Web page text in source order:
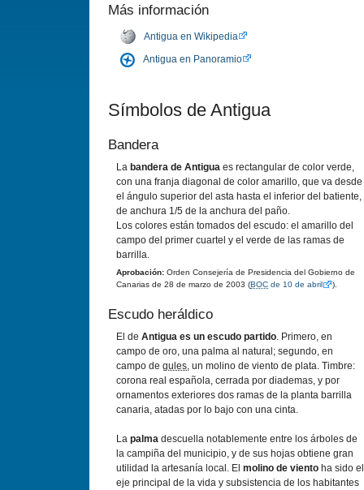
Más información
Antigua en Wikipedia
Antigua en Panoramio
Sí­mbolos de Antigua
Bandera
La bandera de Antigua es rectangular de color verde,
con una franja diagonal de color amarillo, que va desde
el ángulo superior del asta hasta el inferior del batiente,
de anchura 1/5 de la anchura del paño.
Los colores están tomados del escudo: el amarillo del
campo del primer cuartel y el verde de las ramas de
barrilla.
Aprobación: Orden Consejerí­a de Presidencia del Gobierno de
Canarias de 28 de marzo de 2003 (BOC de 10 de abril ).
Escudo heráldico
El de Antigua es un escudo partido. Primero, en
campo de oro, una palma al natural; segundo, en
campo de gules, un molino de viento de plata. Timbre:
corona real española, cerrada por diademas, y por
ornamentos exteriores dos ramas de la planta barrilla
canaria, atadas por lo bajo con una cinta.
La palma descuella notablemente entre los árboles de
la campiña del municipio, y de sus hojas obtiene gran
utilidad la artesaní­a local. El molino de viento ha sido el
eje principal de la vida y subsistencia de los habitantes